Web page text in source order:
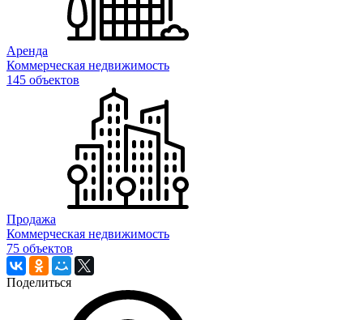
Аренда
Коммерческая недвижимость
145 объектов
Продажа
Коммерческая недвижимость
75 объектов
Поделиться